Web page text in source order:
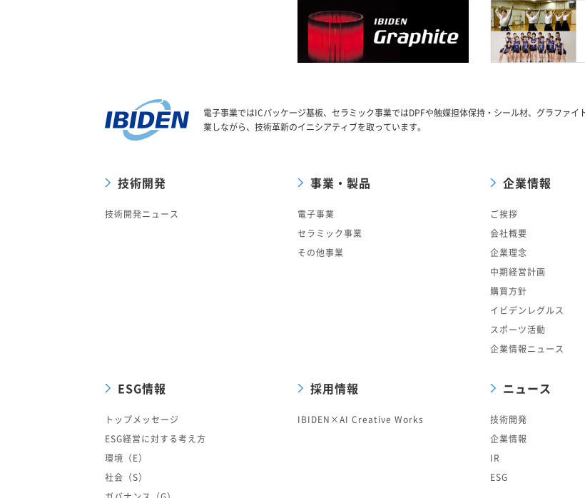
電子事業ではICパッケージ基板、セラミック事業ではDPFや触媒担体保持・シール材、グラファ
業しながら、技術革新のイニシアティブを取っています。
技術開発
技術開発ニュース
事業・製品
電子事業
セラミック事業
その他事業
企業情報
ご挨拶
会社概要
企業理念
中期経営計画
購買方針
イビデンレグルス
スポーツ活動
企業情報ニュース
ESG情報
トップメッセージ
ESG経営に対する考え方
環境（E）
社会（S）
採用情報
IBIDEN×AI Creative Works
ニュース
技術開発
企業情報
IR
ESG